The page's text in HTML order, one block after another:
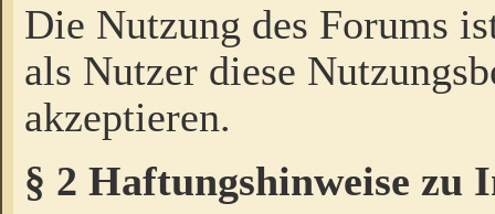
Die Nutzung des Forums
als Nutzer diese
akzeptieren.
§ 2 Haftungshinweise zu